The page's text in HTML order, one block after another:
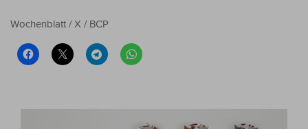
Wochenblatt / X / BCP